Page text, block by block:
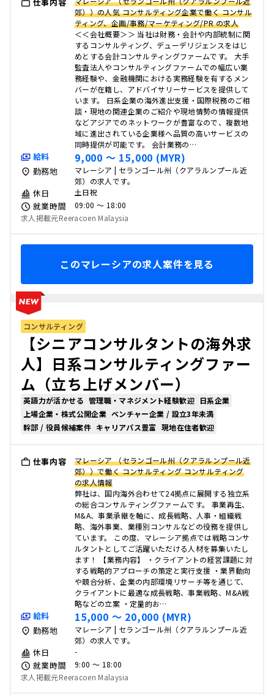
郊））の人気 コンサルティング企業で働く コンサル
ティング、企画/事務/マーケティング/PR の求人
＜＜会社概要＞＞ 当社は財務・会計や内部統制に関
するコンサルティング、デューデリジェンスをはじ
めとする会計コンサルティングファームです。 大手
監査法人やコンサルティングファームでの幅広い業
務経験や、金融機関における実務経験を有するメン
バーが在籍し、アドバイサリーサービスを提供して
います。 日系企業の海外進出支援・国際税務のご相
談・現地の関連企業のご紹介や現地情勢の情報提供
などアジアでのネットワークが豊富なので、複数地
域に進出されている企業様へ品質の高いサービスの
同時提供が可能です。 会計業務の…
給料 9,000 〜 15,000 (MYR)
勤務地
マレーシア | セランゴール州（クアラルンプール近
郊）の求人です。
休日 土日祝
就業時間
09:00 〜 18:00
求人掲載元Reeracoen Malaysia
このマレーシアの求人案件を見る
コンサルティング
【シニアコンサルタントの海外求
人】日系コンサルティングファー
ム（立ち上げメンバー）
英語力が活かせる 管理職・マネジメント経験歓迎 日系企業
上場企業・株式公開企業 ベンチャー企業 / 設立3年未満
幹部 / 役員候補案件 キャリアパス豊富 現地在住者歓迎
仕事内容
マレーシア （セランゴール州（クアラルンプール近
郊））で働く コンサルティング コンサルティング
の求人情報
弊社は、国内海外合わせて24拠点に展開する独立系
の総合コンサルティングファームです。 事業再生、
M&A、事業承継を軸に、成長戦略、人事・組織戦
略、海外事業、業種別コンサルなどの役務を提供し
ています。 この度、マレーシア拠点では戦略コンサ
ルタントとしてご活躍いただける人材を募集いたし
ます！ 【業務内容】 ・クライアントの経営課題に対
する戦略的アプローチの策定と実行支援 ・業界動向
や競合分析、企業の内部環境リサーチ等を通じて、
クライアントに最適な成長戦略、事業戦略、M&A戦
略などの立案 ・定量的お…
給料 15,000 〜 20,000 (MYR)
勤務地
マレーシア | セランゴール州（クアラルンプール近
郊）の求人です。
休日 -
就業時間
9:00 〜 18:00
求人掲載元Reeracoen Malaysia